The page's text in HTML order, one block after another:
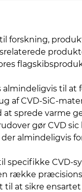
almindeligvis til
af CVD-SiC-
sprede varme
gør CVD
almindeligvis
CVD-
række
at sikre